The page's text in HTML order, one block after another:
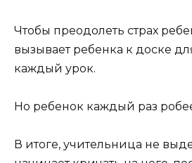
Чтобы преодолеть страх
вызывает ребенка к доске
каждый урок.
Но ребенок каждый раз
В итоге, учительница не